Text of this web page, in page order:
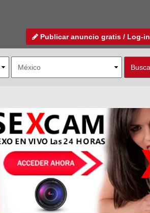
Publicar anuncio gratis / Log-in